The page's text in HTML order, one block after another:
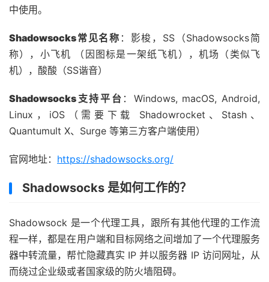
中使用。
Shadowsocks常见名称 ：影梭，SS（Shadowsocks简
称），小飞机 （因图标是一架纸飞机），机场（类似飞
机），酸酸（SS谐音）
Shadowsocks支持平台 ：Windows, macOS, Android,
Linux，iOS（需要下载 Shadowrocket、Stash、
Quantumult X、Surge 等第三方客户端使用）
官网地址： https://shadowsocks.org/
Shadowsocks 是如何工作的？
Shadowsock 是一个代理工具，跟所有其他代理的工作流
程一样，都是在用户端和目标网络之间增加了一个代理服务
器中转流量，帮忙隐藏真实 IP 并以服务器 IP 访问网址，从
而绕过企业级或者国家级的防火墙阻碍。